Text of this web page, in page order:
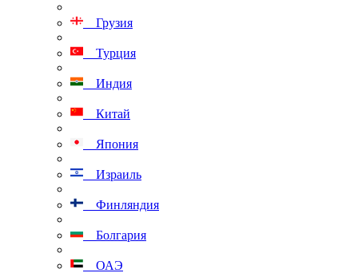
Грузия
Турция
Индия
Китай
Япония
Израиль
Финляндия
Болгария
ОАЭ